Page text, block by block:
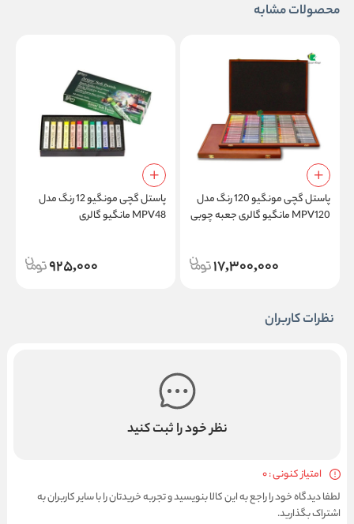
محصولات مشابه
پاستل گچی مونگیو 120 رنگ مدل
MPV120 مانگیو گالری جعبه چوبی
17,300,000
پاستل گچی مونگیو 12 رنگ مدل
MPV48 مانگیو گالری
925,000
نظرات کاربران
نظر خود را ثبت کنید
امتیاز کنونی : 0
لطفا دیدگاه خود را راجع به این کالا بنویسید و تجربه خریدتان را با سایر کاربران به
اشتراک بگذارید.